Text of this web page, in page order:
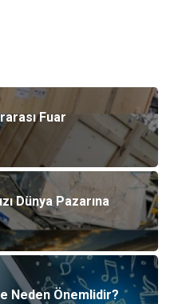
Fuar
Dünya Pazarına
Neden Önemlidir?